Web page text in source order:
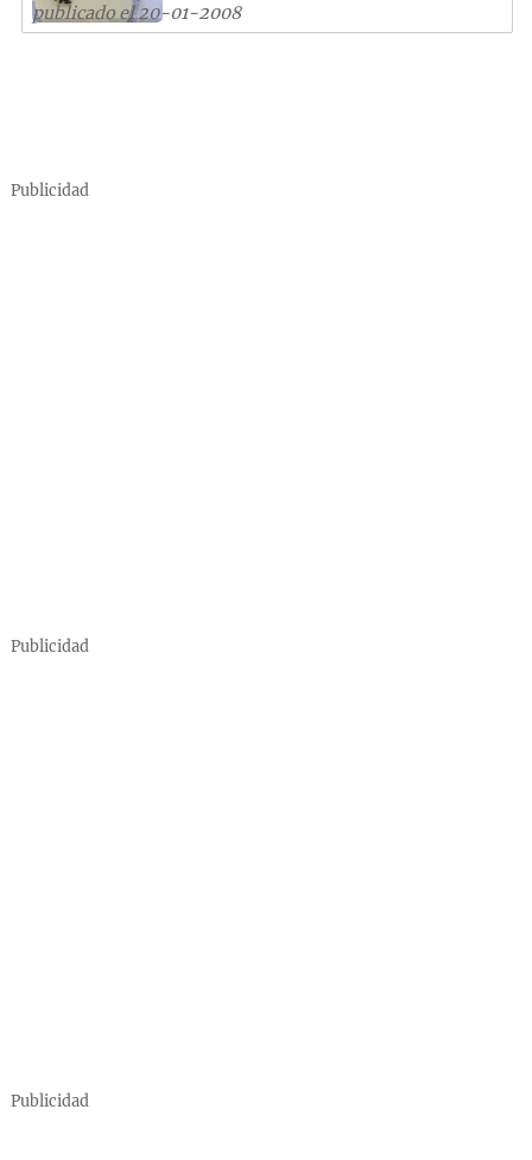
publicado el 20-01-2008
Publicidad
Publicidad
Publicidad